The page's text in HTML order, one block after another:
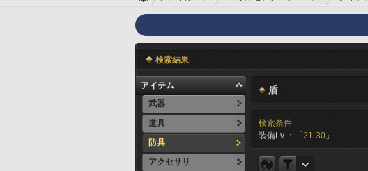
検索結果
アイテム
武器
道具
防具
アクセサリ
盾
検索条件
装備Lv ：「 21-30 」